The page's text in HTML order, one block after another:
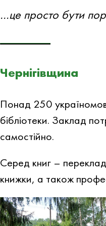
…це просто бути
Чернігівщина
Понад 250
бібліотеки. Заклад
самостійно.
Серед книг –
книжки, а також